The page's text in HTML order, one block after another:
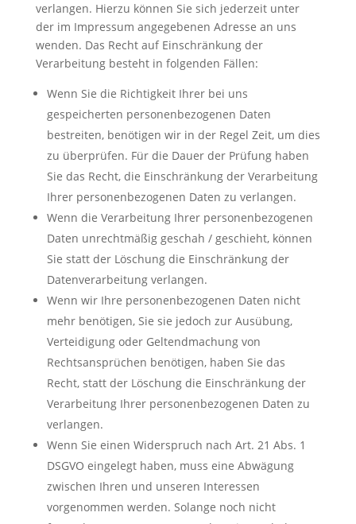
verlangen. Hierzu können Sie sich jederzeit unter
der im Impressum angegebenen Adresse an uns
wenden. Das Recht auf Einschränkung der
Verarbeitung besteht in folgenden Fällen:
Wenn Sie die Richtigkeit Ihrer bei uns
gespeicherten personenbezogenen Daten
bestreiten, benötigen wir in der Regel Zeit, um dies
zu überprüfen. Für die Dauer der Prüfung haben
Sie das Recht, die Einschränkung der Verarbeitung
Ihrer personenbezogenen Daten zu verlangen.
Wenn die Verarbeitung Ihrer personenbezogenen
Daten unrechtmäßig geschah / geschieht, können
Sie statt der Löschung die Einschränkung der
Datenverarbeitung verlangen.
Wenn wir Ihre personenbezogenen Daten nicht
mehr benötigen, Sie sie jedoch zur Ausübung,
Verteidigung oder Geltendmachung von
Rechtsansprüchen benötigen, haben Sie das
Recht, statt der Löschung die Einschränkung der
Verarbeitung Ihrer personenbezogenen Daten zu
verlangen.
Wenn Sie einen Widerspruch nach Art. 21 Abs. 1
DSGVO eingelegt haben, muss eine Abwägung
zwischen Ihren und unseren Interessen
vorgenommen werden. Solange noch nicht